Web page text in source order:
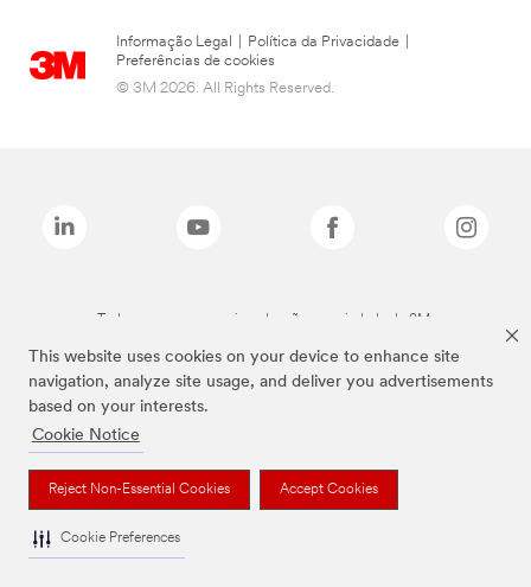
This website uses cookies on your device to enhance site
navigation, analyze site usage, and deliver you advertisements
based on your interests.
Cookie Notice
Reject Non-Essential Cookies Accept Cookies
Cookie Preferences
Informação Legal Política da Privacidade
Preferências de cookies
© 3M 2026. All Rights Reserved.
Todas as marcas mencionadas são propriedade da 3M.